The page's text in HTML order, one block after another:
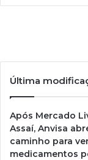
Última
Após Mercado
Assaí, Anvisa
caminho para
medicamentos